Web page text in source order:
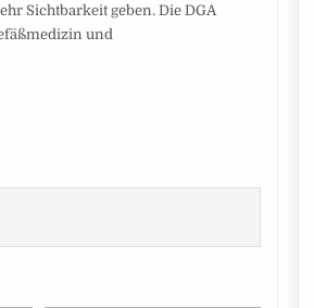
Sichtbarkeit geben. Die DGA
und